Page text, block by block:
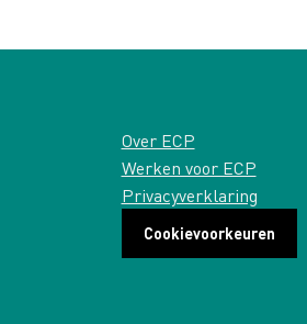
Over ECP
Werken voor ECP
Privacyverklaring
Cookievoorkeuren